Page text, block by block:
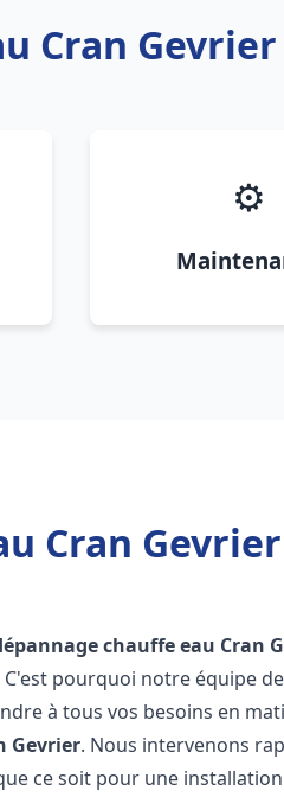
Cran Gevrier
⚙️
Cran Gevrier
chauffe eau Cran
pourquoi notre équipe
à tous vos besoins en
Gevrier. Nous intervenons
ce soit pour une